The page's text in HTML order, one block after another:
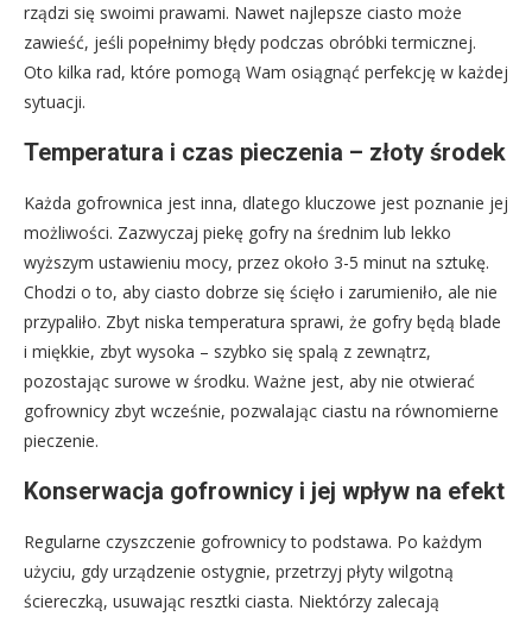
rządzi się swoimi prawami. Nawet najlepsze ciasto może
zawieść, jeśli popełnimy błędy podczas obróbki termicznej.
Oto kilka rad, które pomogą Wam osiągnąć perfekcję w każdej
sytuacji.
Temperatura i czas pieczenia – złoty środek
Każda gofrownica jest inna, dlatego kluczowe jest poznanie jej
możliwości. Zazwyczaj piekę gofry na średnim lub lekko
wyższym ustawieniu mocy, przez około 3-5 minut na sztukę.
Chodzi o to, aby ciasto dobrze się ścięło i zarumieniło, ale nie
przypaliło. Zbyt niska temperatura sprawi, że gofry będą blade
i miękkie, zbyt wysoka – szybko się spalą z zewnątrz,
pozostając surowe w środku. Ważne jest, aby nie otwierać
gofrownicy zbyt wcześnie, pozwalając ciastu na równomierne
pieczenie.
Konserwacja gofrownicy i jej wpływ na efekt
Regularne czyszczenie gofrownicy to podstawa. Po każdym
użyciu, gdy urządzenie ostygnie, przetrzyj płyty wilgotną
ściereczką, usuwając resztki ciasta. Niektórzy zalecają